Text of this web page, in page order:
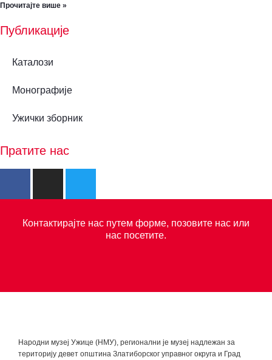
Прочитајте више »
Публикације
Каталози
Монографије
Ужички зборник
Пратите нас
Контактирајте нас путем форме, позовите нас или
нас посетите.
Народни музеј Ужице (НМУ), регионални je музеј надлежан за
територију девет општина Златиборског управног округа и Град